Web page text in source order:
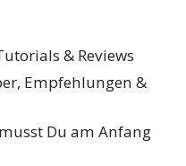
& Reviews
Empfehlungen &
Du am Anfang